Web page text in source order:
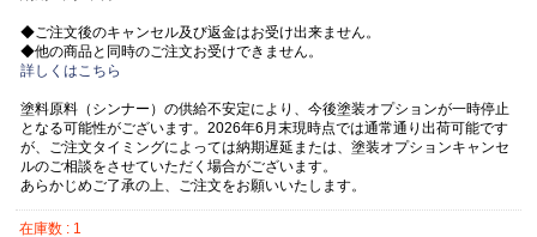
◆ご注文後のキャンセル及び返金はお受け出来ません。
◆他の商品と同時のご注文お受けできません。
詳しくはこちら
塗料原料（シンナー）の供給不安定により、今後塗装オプションが一時停止
となる可能性がございます。2026年6月末現時点では通常通り出荷可能です
が、ご注文タイミングによっては納期遅延または、塗装オプションキャンセ
ルのご相談をさせていただく場合がございます。
あらかじめご了承の上、ご注文をお願いいたします。
在庫数 1